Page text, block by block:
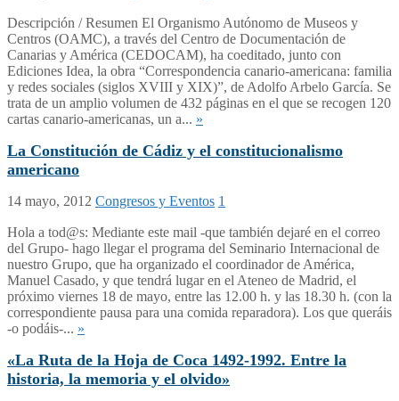
Descripción / Resumen El Organismo Autónomo de Museos y
Centros (OAMC), a través del Centro de Documentación de
Canarias y América (CEDOCAM), ha coeditado, junto con
Ediciones Idea, la obra “Correspondencia canario-americana: familia
y redes sociales (siglos XVIII y XIX)”, de Adolfo Arbelo García. Se
trata de un amplio volumen de 432 páginas en el que se recogen 120
cartas canario-americanas, un a... »
La Constitución de Cádiz y el constitucionalismo
americano
14 mayo, 2012 Congresos y Eventos 1
Hola a tod@s: Mediante este mail -que también dejaré en el correo
del Grupo- hago llegar el programa del Seminario Internacional de
nuestro Grupo, que ha organizado el coordinador de América,
Manuel Casado, y que tendrá lugar en el Ateneo de Madrid, el
próximo viernes 18 de mayo, entre las 12.00 h. y las 18.30 h. (con la
correspondiente pausa para una comida reparadora). Los que queráis
-o podáis-... »
«La Ruta de la Hoja de Coca 1492-1992. Entre la
historia, la memoria y el olvido»